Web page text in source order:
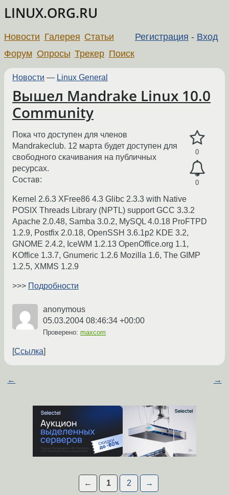
LINUX.ORG.RU
Регистрация - Вход
Новости Галерея Статьи
Форум Опросы Трекер Поиск
Новости — Linux General
Вышел Mandrake Linux 10.0
Community
0
0
Пока что доступен для членов
Mandrakeclub. 12 марта будет доступен для
свободного скачивания на публичных
ресурсах.
Состав:
Kernel 2.6.3 XFree86 4.3 Glibc 2.3.3 with Native
POSIX Threads Library (NPTL) support GCC 3.3.2
Apache 2.0.48, Samba 3.0.2, MySQL 4.0.18 ProFTPD
1.2.9, Postfix 2.0.18, OpenSSH 3.6.1p2 KDE 3.2,
GNOME 2.4.2, IceWM 1.2.13 OpenOffice.org 1.1,
KOffice 1.3.7, Gnumeric 1.2.6 Mozilla 1.6, The GIMP
1.2.5, XMMS 1.2.9
>>> Подробности
anonymous
05.03.2004 08:46:34 +00:00
Проверено: maxcom
Ссылка
← →
← 1 2 →